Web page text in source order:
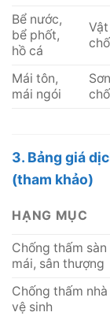
Bể nước,
bể phốt,
hồ cá
Mái tôn,
mái ngói
3. Bảng giá
(tham khảo)
HẠNG MỤC
Chống thấm sàn
mái, sân thượng
Chống thấm nhà
vệ sinh